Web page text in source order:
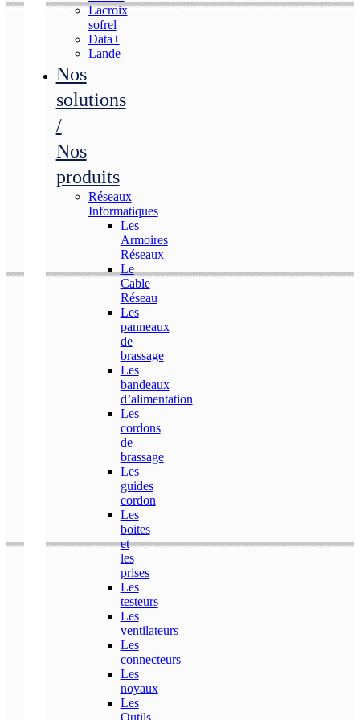
Lacroix
sofrel
Data+
Lande
Nos
solutions
/
Nos
produits
Réseaux
Informatiques
Les
Armoires
Réseaux
Le
Cable
Réseau
Les
panneaux
de
brassage
Les
bandeaux
d’alimentation
Les
cordons
de
brassage
Les
guides
cordon
Les
boites
et
les
prises
Les
testeurs
Les
ventilateurs
Les
connecteurs
Les
noyaux
Les
Outils